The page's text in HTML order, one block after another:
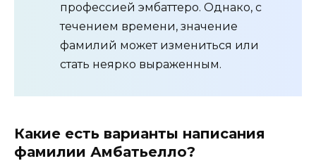
профессией эмбаттеро. Однако, с
течением времени, значение
фамилий может измениться или
стать неярко выраженным.
Какие есть варианты написания
фамилии Амбатьелло?